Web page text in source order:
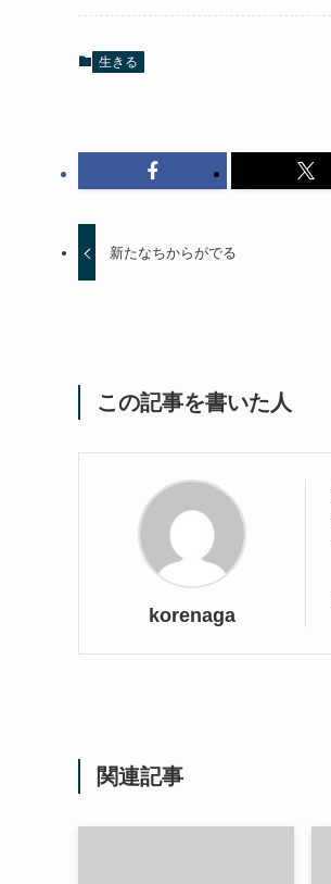
生きる
新たなちからがでる
この記事を書いた人
korenaga
関連記事